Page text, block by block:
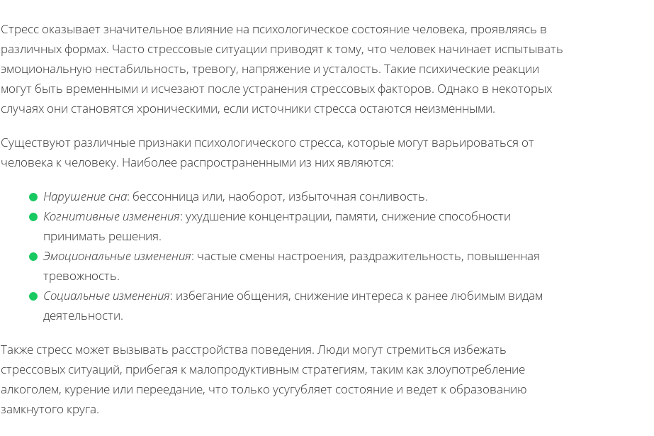
Стресс оказывает значительное влияние на психологическое состояние человека, проявляясь в
различных формах. Часто стрессовые ситуации приводят к тому, что человек начинает испытывать
эмоциональную нестабильность, тревогу, напряжение и усталость. Такие психические реакции
могут быть временными и исчезают после устранения стрессовых факторов. Однако в некоторых
случаях они становятся хроническими, если источники стресса остаются неизменными.
Существуют различные признаки психологического стресса, которые могут варьироваться от
человека к человеку. Наиболее распространенными из них являются:
Нарушение сна: бессонница или, наоборот, избыточная сонливость.
Когнитивные изменения: ухудшение концентрации, памяти, снижение способности
принимать решения.
Эмоциональные изменения: частые смены настроения, раздражительность, повышенная
тревожность.
Социальные изменения: избегание общения, снижение интереса к ранее любимым видам
деятельности.
Также стресс может вызывать расстройства поведения. Люди могут стремиться избежать
стрессовых ситуаций, прибегая к малопродуктивным стратегиям, таким как злоупотребление
алкоголем, курение или переедание, что только усугубляет состояние и ведет к образованию
замкнутого круга.